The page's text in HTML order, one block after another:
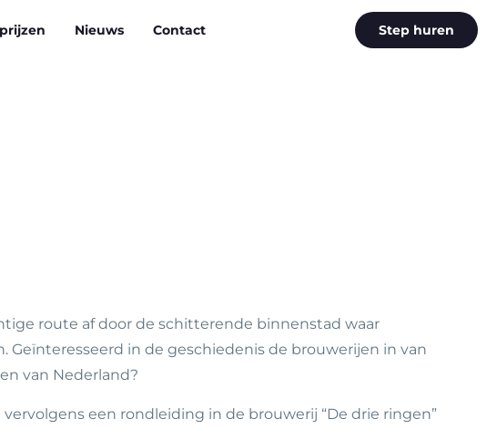
Nieuws Contact Step huren
route af door de schitterende binnenstad waar
Geïnteresseerd in de geschiedenis de brouwerijen in van
van Nederland?
een rondleiding in de brouwerij “De drie ringen”